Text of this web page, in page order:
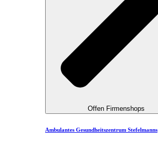
Offen Firmenshops
Ambulantes Gesundheitszentrum Stefelmanns